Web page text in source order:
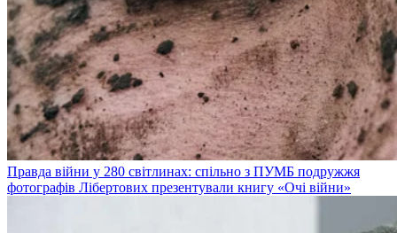
Правда війни у 280 світлинах: спільно з ПУМБ подружжя
фотографів Лібертових презентували книгу «Очі війни»